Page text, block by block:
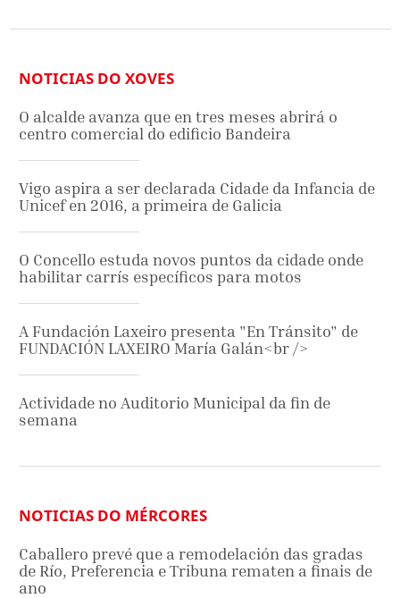
NOTICIAS DO XOVES
O alcalde avanza que en tres meses abrirá o
centro comercial do edificio Bandeira
Vigo aspira a ser declarada Cidade da Infancia de
Unicef en 2016, a primeira de Galicia
O Concello estuda novos puntos da cidade onde
habilitar carrís específicos para motos
A Fundación Laxeiro presenta "En Tránsito" de
FUNDACIÓN LAXEIRO María Galán<br />
Actividade no Auditorio Municipal da fin de
semana
NOTICIAS DO MÉRCORES
Caballero prevé que a remodelación das gradas
de Río, Preferencia e Tribuna rematen a finais de
ano